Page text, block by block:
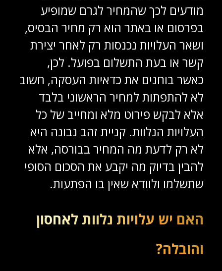
מודעים לכך שהמחיר לגרם שמופיע
בפרסום או באתר הוא רק מחיר הבסיס,
ושאר העלויות נכנסות רק לאחר יצירת
קשר או בעת התשלום בפועל. לכן,
כאשר בוחנים את כדאיות העסקה, חשוב
לא להתפתות למחיר הראשוני בלבד
אלא לבקש פירוט מלא ומחייב של כל
העלויות הנלוות. קניית זהב נבונה היא
לא רק לדעת מה המחיר בבורסה, אלא
להבין בדיוק מה יקבע את הסכום הסופי
שתשלמו ולוודא שאין בו הפתעות.
האם יש עלויות נלוות לאחסון
והובלה?